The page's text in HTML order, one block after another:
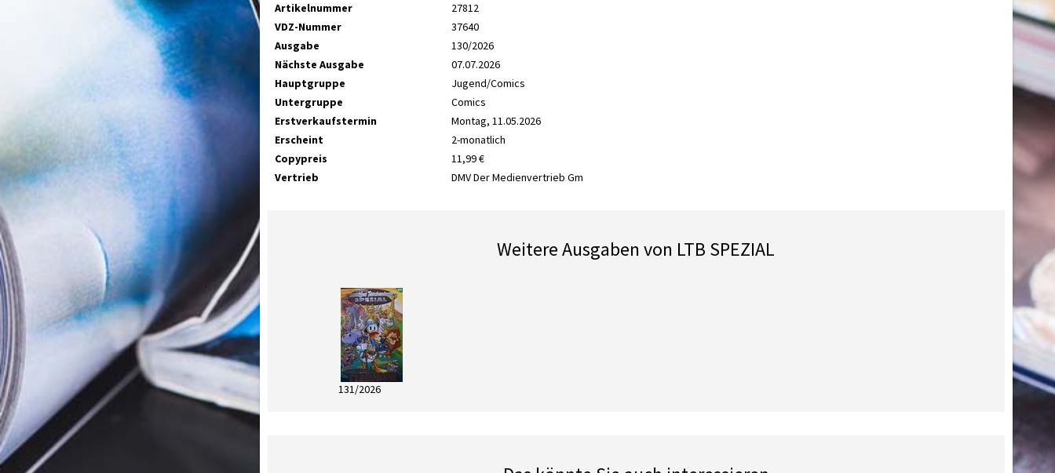
Artikelnummer
27812
VDZ-Nummer
37640
Ausgabe
130/2026
Nächste Ausgabe
07.07.2026
Hauptgruppe
Jugend/Comics
Untergruppe
Comics
Erstverkaufstermin
Montag, 11.05.2026
Erscheint
2-monatlich
Copypreis
11,99 €
Vertrieb
DMV Der Medienvertrieb Gm
Weitere Ausgaben von LTB SPEZIAL
131/2026